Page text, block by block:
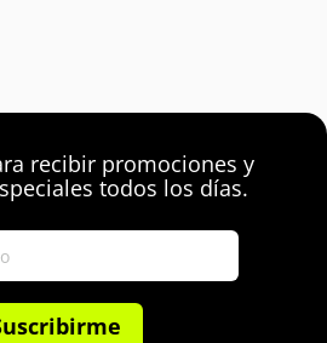
recibir promociones y
todos los días.